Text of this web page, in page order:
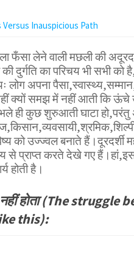
Versus Inauspicious Path
फँसा लेने वाली मछली की
दुर्गति का परिचय भी सभी को
अपना
क्यों समझ में नहीं आती कि ऊंचे
भले ही कुछ शुरुआती घाटा
उज्ज्वल बनाते हैं।दूरदर्शी
से प्राप्त करते देखे गए
होती है।
होता (The struggle
this):